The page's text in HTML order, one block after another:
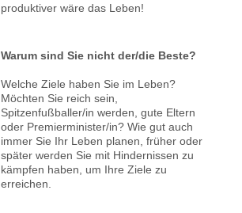
produktiver wäre das Leben!
Warum sind Sie nicht der/die Beste?
Welche Ziele haben Sie im Leben?
Möchten Sie reich sein,
Spitzenfußballer/in werden, gute Eltern
oder Premierminister/in? Wie gut auch
immer Sie Ihr Leben planen, früher oder
später werden Sie mit Hindernissen zu
kämpfen haben, um Ihre Ziele zu
erreichen.